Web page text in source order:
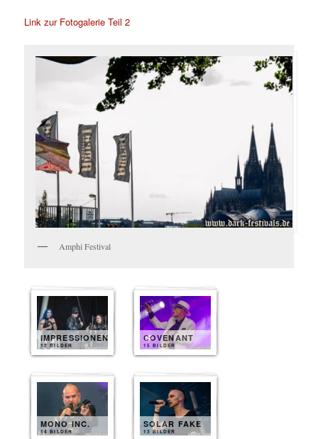
Link zur Fotogalerie Teil 2
Amphi Festival
IMPRESSIONEN
12 BILDER
COVENANT
15 BILDER
MONO INC.
14 BILDER
SOLAR FAKE
13 BILDER